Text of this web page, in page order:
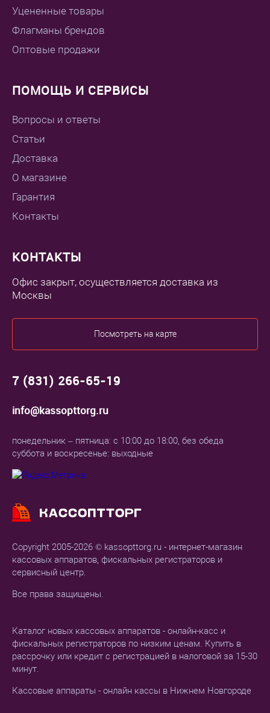
Уцененные товары
Флагманы брендов
Оптовые продажи
ПОМОЩЬ И СЕРВИСЫ
Вопросы и ответы
Статьи
Доставка
О магазине
Гарантия
Контакты
Copyright 2005-2026 © kassopttorg.ru - интернет-магазин
кассовых аппаратов, фискальных регистраторов и
сервисный центр.
Все права защищены.
Каталог новых кассовых аппаратов - онлайн-касс и
фискальных регистраторов по низким ценам. Купить в
рассрочку или кредит с регистрацией в налоговой за 15-30
минут.
Кассовые аппараты - онлайн кассы в Нижнем Новгороде
КОНТАКТЫ
Офис закрыт, осуществляется доставка из
Москвы
Посмотреть на карте
7 (831) 266-65-19
info@kassopttorg.ru
понедельник – пятница: с 10:00 до 18:00, без обеда
суббота и воскресенье: выходные